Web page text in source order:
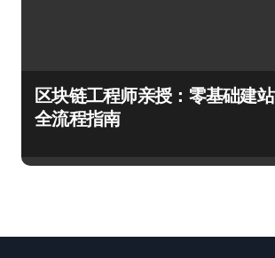
区块链工程师亲授：零基础建站
全流程指南